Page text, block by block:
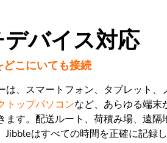
バイス対応
こにいても接続
は、スマートフォン、タブレット、
トップパソコンなど、あらゆる端末
ます。配送ルート、荷積み場、遠隔
Jibbleはすべての時間を正確に記録し